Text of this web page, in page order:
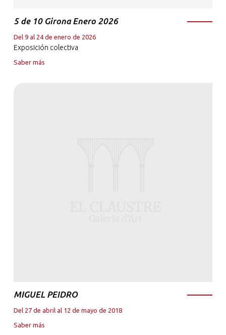
5 de 10 Girona Enero 2026
Del 9 al 24 de enero de 2026
Exposición colectiva
Saber más
MIGUEL PEIDRO
Del 27 de abril al 12 de mayo de 2018
Saber más